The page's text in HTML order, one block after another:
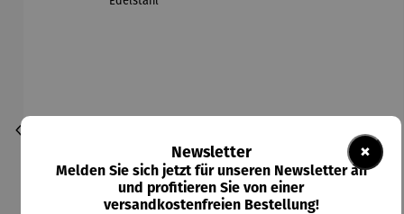
×
Newsletter
Melden Sie sich jetzt für unseren Newsletter an
und profitieren Sie von einer
versandkostenfreien Bestellung!